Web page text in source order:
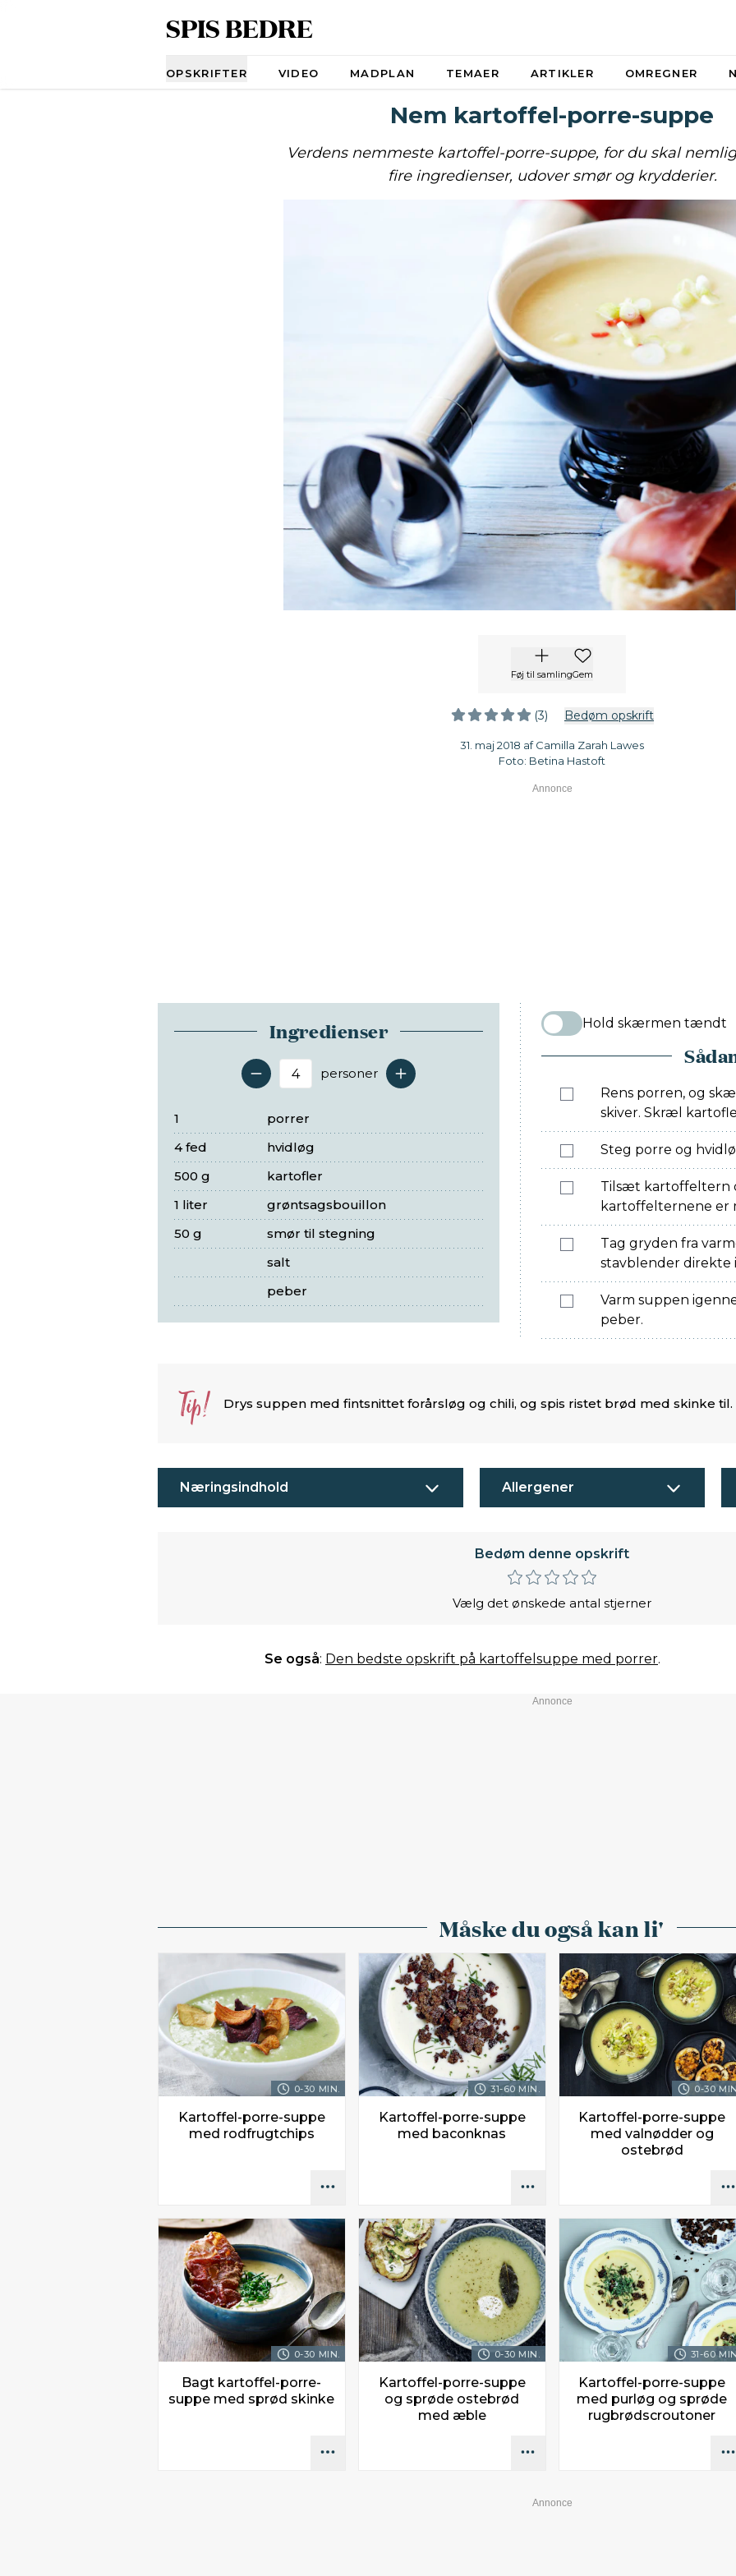
SPIS BEDRE
OPSKRIFTER VIDEO MADPLAN TEMAER ARTIKLER OMREGNER
Nem kartoffel-porre-suppe
Verdens nemmeste kartoffel-porre-suppe, for du skal
fire ingredienser, udover smør og krydderier.
Føj til samlingGem
(3) Bedøm opskrift
31. maj 2018 af Camilla Zarah Lawes
Foto: Betina Hastoft
Ingredienser
Antal serveringer
personer
porrer
1
hvidløg
4 fed
kartofler
500 g
grøntsagsbouillon
1 liter
smør til stegning
50 g
salt
peber
Hold skærmen tændt
Rens porren, og
skiver. Skræl
Steg porre og
Tilsæt kartoffeltern
kartoffelternene er
Tag gryden fra
stavblender direkte
Varm suppen
peber.
Tip! Drys suppen med fintsnittet forårsløg og chili, og spis ristet brød med skinke til.
Næringsindhold Allergener
Bedøm denne opskrift
Vælg det ønskede antal stjerner
Se også: Den bedste opskrift på kartoffelsuppe med porrer.
Måske du også kan li'
0-30 MIN.
Kartoffel-porre-suppe
med rodfrugtchips
31-60 MIN.
Kartoffel-porre-suppe
med baconknas
0-30
Kartoffel-porre-suppe
med valnødder og
ostebrød
0-30 MIN.
Bagt kartoffel-porre-
suppe med sprød skinke
0-30 MIN.
Kartoffel-porre-suppe
og sprøde ostebrød
med æble
31-60
Kartoffel-porre-suppe
med purløg og sprøde
rugbrødscroutoner